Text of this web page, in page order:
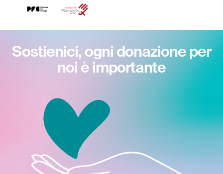
Sostienici, ogni donazione per
noi è importante